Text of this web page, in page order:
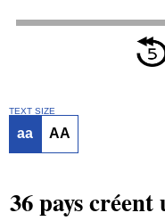
TEXT SIZE
aa AA
36 pays